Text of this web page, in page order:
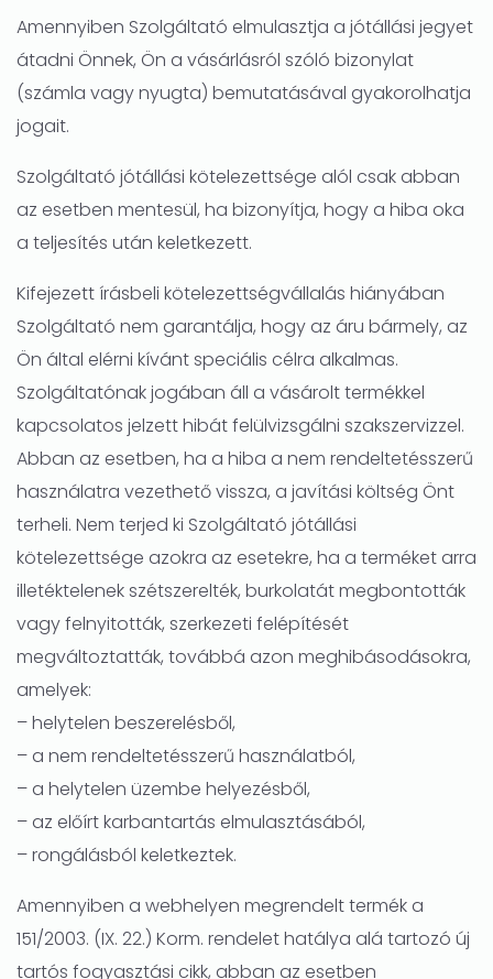
Amennyiben Szolgáltató elmulasztja a jótállási jegyet
átadni Önnek, Ön a vásárlásról szóló bizonylat
(számla vagy nyugta) bemutatásával gyakorolhatja
jogait.
Szolgáltató jótállási kötelezettsége alól csak abban
az esetben mentesül, ha bizonyítja, hogy a hiba oka
a teljesítés után keletkezett.
Kifejezett írásbeli kötelezettségvállalás hiányában
Szolgáltató nem garantálja, hogy az áru bármely, az
Ön által elérni kívánt speciális célra alkalmas.
Szolgáltatónak jogában áll a vásárolt termékkel
kapcsolatos jelzett hibát felülvizsgálni szakszervizzel.
Abban az esetben, ha a hiba a nem rendeltetésszerű
használatra vezethető vissza, a javítási költség Önt
terheli. Nem terjed ki Szolgáltató jótállási
kötelezettsége azokra az esetekre, ha a terméket arra
illetéktelenek szétszerelték, burkolatát megbontották
vagy felnyitották, szerkezeti felépítését
megváltoztatták, továbbá azon meghibásodásokra,
amelyek:
– helytelen beszerelésből,
– a nem rendeltetésszerű használatból,
– a helytelen üzembe helyezésből,
– az előírt karbantartás elmulasztásából,
– rongálásból keletkeztek.
Amennyiben a webhelyen megrendelt termék a
151/2003. (IX. 22.) Korm. rendelet hatálya alá tartozó új
tartós fogyasztási cikk, abban az esetben